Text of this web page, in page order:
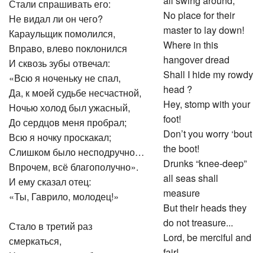
Стали спрашивать его:
Не видал ли он чего?
Караульщик помолился,
Вправо, влево поклонился
И сквозь зубы отвечал:
«Всю я ноченьку не спал,
Да, к моей судьбе несчастной,
Ночью холод был ужасный,
До сердцов меня пробрал;
Всю я ночку проскакал;
Слишком было несподручно…
Впрочем, всё благополучно».
И ему сказал отец:
«Ты, Гаврило, молодец!»
Стало в третий раз
смеркаться,
No place for their
master to lay down!
Where in this
hangover dread
Shall I hide my rowdy
head ?
Hey, stomp with your
foot!
Don’t you worry ‘bout
the boot!
Drunks “knee-deep”
all seas shall
measure
But their heads they
do not treasure...
Lord, be merciful and